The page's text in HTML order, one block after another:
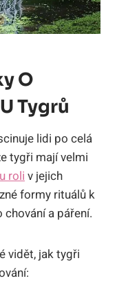
O
Tygrů
lidi po celá
tygři mají velmi
roliv jejich
formy rituálů k
a páření.
vidět, jak tygři